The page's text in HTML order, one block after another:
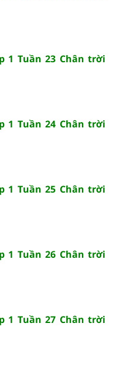
1 Tuần 23 Chân trời
1 Tuần 24 Chân trời
1 Tuần 25 Chân trời
1 Tuần 26 Chân trời
1 Tuần 27 Chân trời